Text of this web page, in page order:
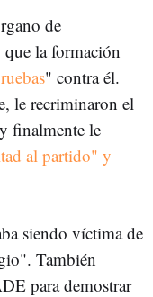
de
la formación
" contra él.
le recriminaron el
finalmente le
al partido" y
siendo víctima de
También
para demostrar